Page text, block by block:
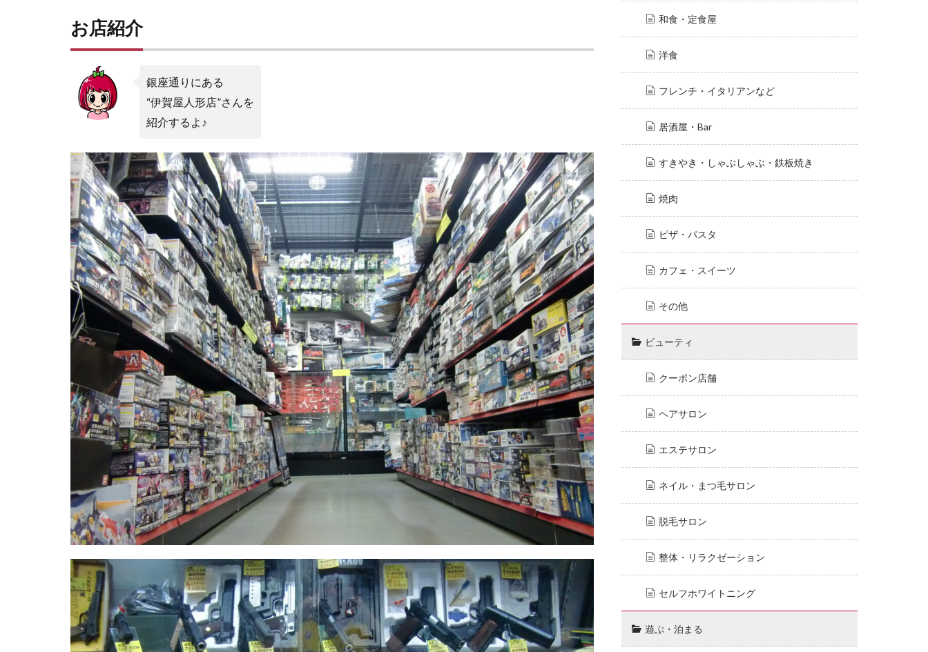
お店紹介
銀座通りにある
“伊賀屋人形店”さんを
紹介するよ♪
和食・定食屋
洋食
フレンチ・イタリアンなど
居酒屋・Bar
すきやき・しゃぶしゃぶ・鉄板焼き
焼肉
ピザ・パスタ
カフェ・スイーツ
その他
ビューティ
クーポン店舗
ヘアサロン
エステサロン
ネイル・まつ毛サロン
脱毛サロン
整体・リラクゼーション
セルフホワイトニング
遊ぶ・泊まる